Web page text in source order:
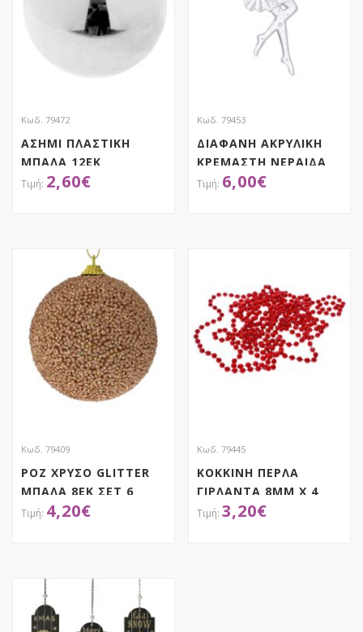
Κωδ. 79472
ΑΣΗΜΙ ΠΛΑΣΤΙΚΗ
ΜΠΑΛΑ 12ΕΚ
2,60€
Κωδ. 79453
ΔΙΑΦΑΝΗ ΑΚΡΥΛΙΚΗ
ΚΡΕΜΑΣΤΗ ΝΕΡΑΙΔΑ
ΣΕΤ 6 15ΕΚ
6,00€
Κωδ. 79409
ΡΟΖ ΧΡΥΣΟ GLITTER
ΜΠΑΛΑ 8ΕΚ ΣΕΤ 6
4,20€
Κωδ. 79445
ΚΟΚΚΙΝΗ ΠΕΡΛΑ
ΓΙΡΛΑΝΤΑ 8ΜΜ Χ 4
ΜΕΤΡΑ
3,20€